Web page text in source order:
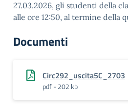
27.03.2026, gli studenti della
alle ore 12:50, al termine della
Documenti
Circ292_uscita5C_2703
pdf - 202 kb